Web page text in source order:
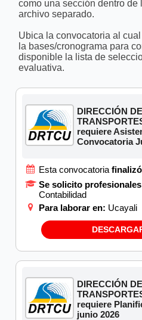
como una sección dentro de
archivo separado.
Ubica la convocatoria al
la bases/cronograma para
disponible la lista de
evaluativa.
DIRECCIÓN DE
requiere
Convocatoria
Esta convocatoria finalizó
Se solicito
Contabilidad
Para laborar en: Ucayali
DIRECCIÓN DE
requiere
junio 2026